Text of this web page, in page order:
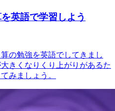
英語で学習しよう
の勉強を英語でしてきまし
きくなりくり上がりがあるた
みましょう。